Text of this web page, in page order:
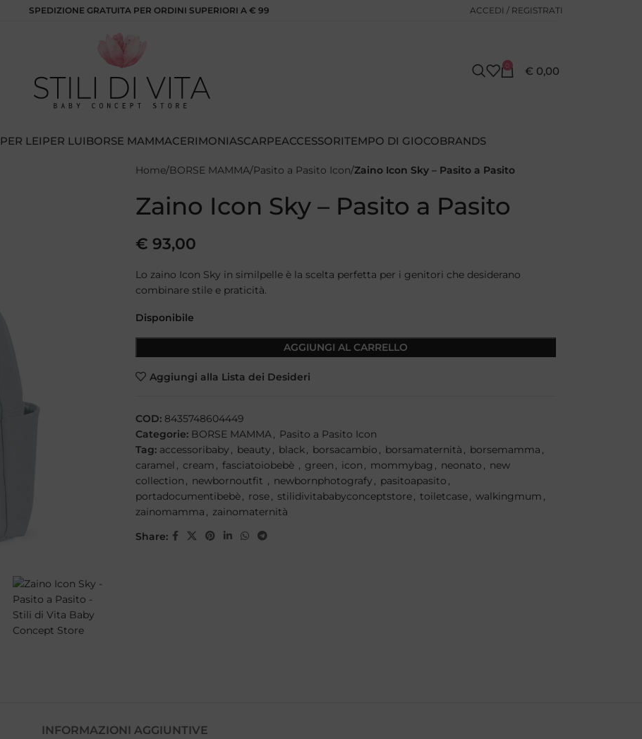
SPEDIZIONE GRATUITA PER ORDINI SUPERIORI A € 99 ACCEDI / REGISTRATI
0 € 0,00
PER LEIPER LUIBORSE MAMMACERIMONIASCARPEACCESSORITEMPO DI GIOCOBRANDS
Home BORSE MAMMA Pasito a Pasito Icon Zaino Icon Sky – Pasito a Pasito
Zaino Icon Sky – Pasito a Pasito
€ 93,00
Lo zaino Icon Sky in similpelle è la scelta perfetta per i genitori che desiderano
combinare stile e praticità.
Disponibile
AGGIUNGI AL CARRELLO
Aggiungi alla Lista dei Desideri
COD: 8435748604449
Categorie: BORSE MAMMA, Pasito a Pasito Icon
Tag: accessoribaby , beauty , black, borsacambio , borsamaternità , borsemamma ,
caramel , cream , fasciatoiobebè , green , icon , mommybag , neonato , new
collection , newbornoutfit , newbornphotografy , pasitoapasito ,
portadocumentibebè, rose, stilidivitababyconceptstore, toiletcase, walkingmum ,
zainomamma , zainomaternità
Share:
INFORMAZIONI AGGIUNTIVE